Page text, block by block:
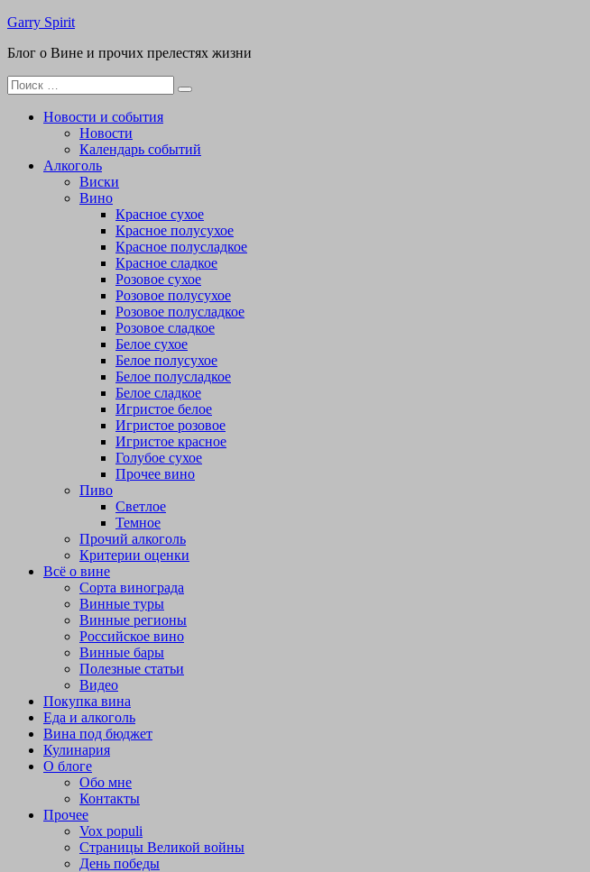
Перейти
содержимому
Garry Spirit
Блог о Вине и прочих прелестях жизни
Поиск
для:
Новости и события
Новости
Календарь событий
Алкоголь
Виски
Вино
Красное сухое
Красное полусухое
Красное полусладкое
Красное сладкое
Розовое сухое
Розовое полусухое
Розовое полусладкое
Розовое сладкое
Белое сухое
Белое полусухое
Белое полусладкое
Белое сладкое
Игристое белое
Игристое розовое
Игристое красное
Голубое сухое
Прочее вино
Пиво
Светлое
Темное
Прочий алкоголь
Критерии оценки
Всё о вине
Сорта винограда
Винные туры
Винные регионы
Российское вино
Винные бары
Полезные статьи
Видео
Покупка вина
Еда и алкоголь
Вина под бюджет
Кулинария
О блоге
Обо мне
Контакты
Прочее
Vox populi
Страницы Великой войны
День победы